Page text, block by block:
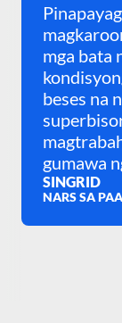
mga bata
beses na
gumawa
SINGRID
NARS SA